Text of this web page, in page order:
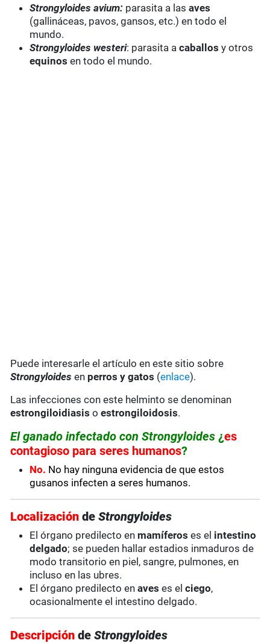
Strongyloides avium: parasita a las aves
(gallináceas, pavos, gansos, etc.) en todo el
mundo.
Strongyloides westeri: parasita acaballos y otros
equinos en todo el mundo.
Puede interesarle el artículo en este sitio sobre
Strongyloides en perros y gatos (enlace).
Las infecciones con este helminto se denominan
estrongiloidiasisoestrongiloidosis.
El ganado infectado con Strongyloides ¿es
contagioso para seres humanos?
No. No hay ninguna evidencia de que estos
gusanos infecten a seres humanos.
Localización deStrongyloides
El órgano predilecto en mamíferos es el intestino
delgado; se pueden hallar estadios inmaduros de
modo transitorio en piel, sangre, pulmones, en
incluso en las ubres.
El órgano predilecto enaves es elciego,
ocasionalmente el intestino delgado.
Descripción deStrongyloides